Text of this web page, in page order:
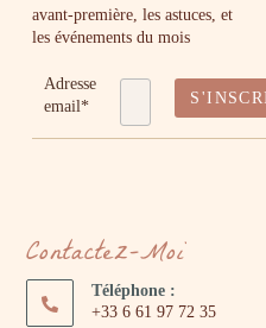
avant-première, les astuces, et
les événements du mois
Adresse
email*
Contactez-Moi
Téléphone :
+33 6 61 97 72 35